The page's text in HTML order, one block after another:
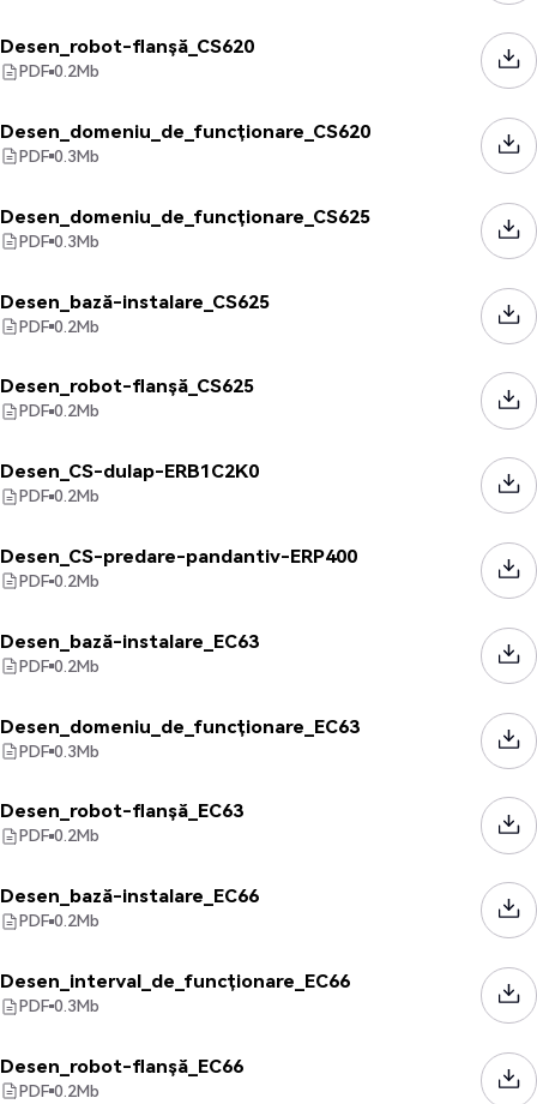
Desen_robot-flanșă_CS620
PDF 0.2Mb
Desen_domeniu_de_funcționare_CS620
PDF 0.3Mb
Desen_domeniu_de_funcționare_CS625
PDF 0.3Mb
Desen_bază-instalare_CS625
PDF 0.2Mb
Desen_robot-flanșă_CS625
PDF 0.2Mb
Desen_CS-dulap-ERB1C2K0
PDF 0.2Mb
Desen_CS-predare-pandantiv-ERP400
PDF 0.2Mb
Desen_bază-instalare_EC63
PDF 0.2Mb
Desen_domeniu_de_funcționare_EC63
PDF 0.3Mb
Desen_robot-flanșă_EC63
PDF 0.2Mb
Desen_bază-instalare_EC66
PDF 0.2Mb
Desen_interval_de_funcționare_EC66
PDF 0.3Mb
Desen_robot-flanșă_EC66
PDF 0.2Mb